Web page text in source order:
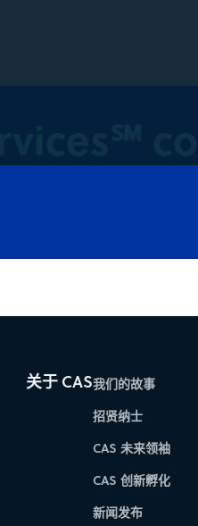
关于 CAS我们的故事
招贤纳士
CAS 未来领袖
CAS 创新孵化
新闻发布